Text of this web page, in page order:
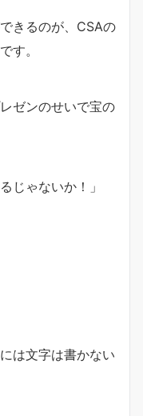
きるのが、CSAの
す。
ゼンのせいで宝の
じゃないか！」
は文字は書かない